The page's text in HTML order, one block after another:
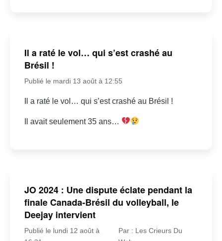
Il a raté le vol… qui s’est crashé au
Brésil !
Publié le mardi 13 août à 12:55
Il a raté le vol… qui s’est crashé au Brésil !
Il avait seulement 35 ans…
JO 2024 : Une dispute éclate pendant la
finale Canada-Brésil du volleyball, le
Deejay intervient
Publié le lundi 12 août à
Par : Les Crieurs Du